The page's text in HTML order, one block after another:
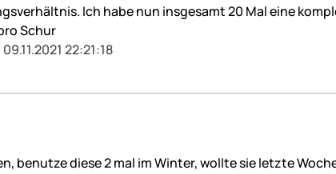
Ich habe nun insgesamt 20 Mal eine
Schur
22:21:18
benutze diese 2 mal im Winter, wollte sie letzte